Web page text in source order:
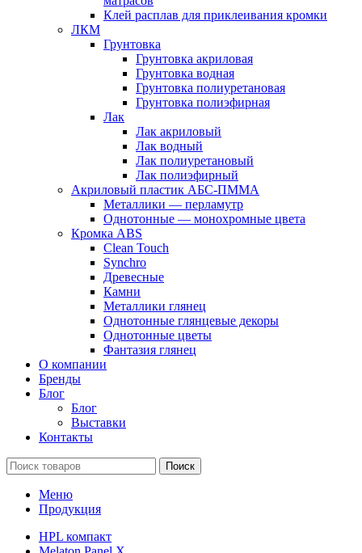
Клей расплав для приклеивания кромки
ЛКМ
Грунтовка
Грунтовка акриловая
Грунтовка водная
Грунтовка полиуретановая
Грунтовка полиэфирная
Лак
Лак акриловый
Лак водный
Лак полиуретановый
Лак полиэфирный
Акриловый пластик АБС-ПММА
Металлики — перламутр
Однотонные — монохромные цвета
Кромка ABS
Clean Touch
Synchro
Древесные
Камни
Металлики глянец
Однотонные глянцевые декоры
Однотонные цветы
Фантазия глянец
О компании
Бренды
Блог
Блог
Выставки
Контакты
Поиск
Меню
Продукция
HPL компакт